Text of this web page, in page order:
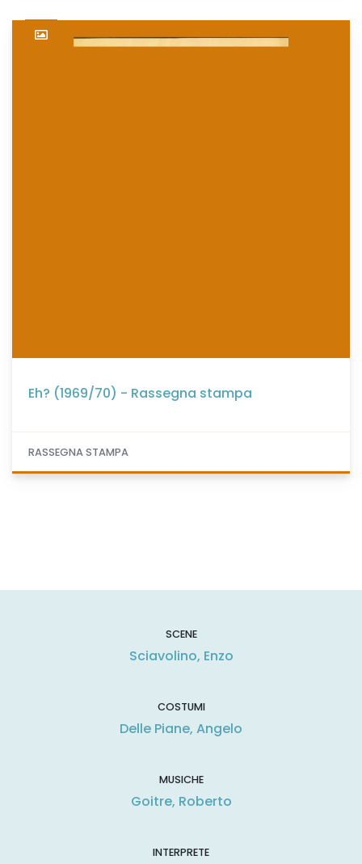
Eh? (1969/70) - Rassegna stampa
RASSEGNA STAMPA
SCENE
Sciavolino, Enzo
COSTUMI
Delle Piane, Angelo
MUSICHE
Goitre, Roberto
INTERPRETE